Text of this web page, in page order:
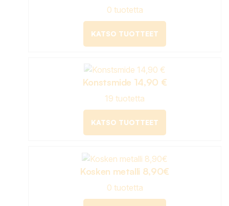
0 tuotetta
KATSO TUOTTEET
Konstsmide 14,90 €
19 tuotetta
KATSO TUOTTEET
Kosken metalli 8,90€
0 tuotetta